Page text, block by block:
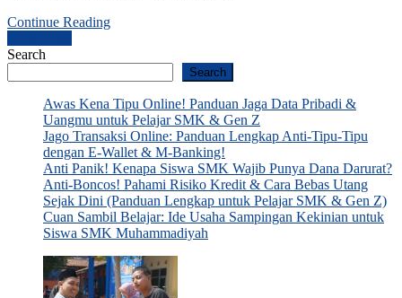
Continue Reading
Posts
navigation
Search
Search
Awas Kena Tipu Online! Panduan Jaga Data Pribadi &
Uangmu untuk Pelajar SMK & Gen Z
Jago Transaksi Online: Panduan Lengkap Anti-Tipu-Tipu
dengan E-Wallet & M-Banking!
Anti Panik! Kenapa Siswa SMK Wajib Punya Dana Darurat?
Anti-Boncos! Pahami Risiko Kredit & Cara Bebas Utang
Sejak Dini (Panduan Lengkap untuk Pelajar SMK & Gen Z)
Cuan Sambil Belajar: Ide Usaha Sampingan Kekinian untuk
Siswa SMK Muhammadiyah